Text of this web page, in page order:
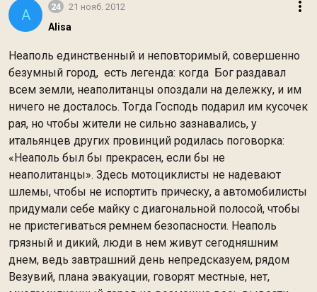
A 24 21 нояб. 2012
Alisa
Неаполь единственный и неповторимый, совершенно
безумный город, есть легенда: когда Бог раздавал
всем земли, неаполитанцы опоздали на дележку, и им
ничего не досталось. Тогда Господь подарил им кусочек
рая, но чтобы жители не сильно зазнавались, у
итальянцев других провинций родилась поговорка:
«Неаполь был бы прекрасен, если бы не
неаполитанцы». Здесь мотоциклисты не надевают
шлемы, чтобы не испортить прическу, а автомобилисты
придумали себе майку с диагональной полосой, чтобы
не пристегиваться ремнем безопасности. Неаполь
грязный и дикий, люди в нем живут сегодняшним
днем, ведь завтрашний день непредсказуем, рядом
Везувий, плана эвакуации, говорят местные, нет,